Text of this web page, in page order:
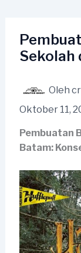
konten
Sekolah
Oleh
Oktober 11,
Pembuatan
Batam: